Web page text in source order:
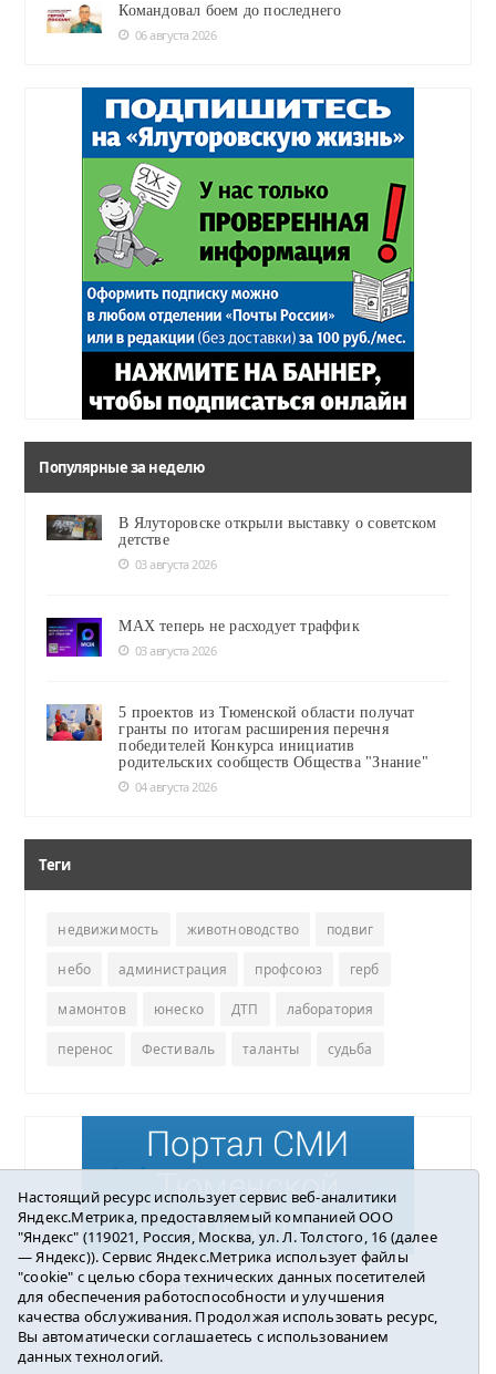
Командовал боем до последнего
06 августа 2026
Популярные за неделю
В Ялуторовске открыли выставку о советском
детстве
03 августа 2026
MAX теперь не расходует траффик
03 августа 2026
5 проектов из Тюменской области получат
гранты по итогам расширения перечня
победителей Конкурса инициатив
родительских сообществ Общества "Знание"
04 августа 2026
Теги
недвижимость животноводство подвиг
небо администрация профсоюз герб
мамонтов юнеско ДТП лаборатория
перенос Фестиваль таланты судьба
Погода в Ялуторовске
Настоящий ресурс использует сервис веб-аналитики
Яндекс.Метрика, предоставляемый компанией ООО
"Яндекс" (119021, Россия, Москва, ул. Л. Толстого, 16 (далее
— Яндекс)). Сервис Яндекс.Метрика использует файлы
"cookie" с целью сбора технических данных посетителей
для обеспечения работоспособности и улучшения
качества обслуживания. Продолжая использовать ресурс,
Вы автоматически соглашаетесь с использованием
данных технологий.